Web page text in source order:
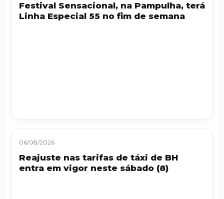
Festival Sensacional, na Pampulha, terá
Linha Especial 55 no fim de semana
06/08/2026
Reajuste nas tarifas de táxi de BH
entra em vigor neste sábado (8)